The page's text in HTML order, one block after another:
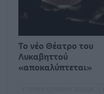
Το νέο Θέατρο του
Λυκαβηττού
«αποκαλύπτεται»